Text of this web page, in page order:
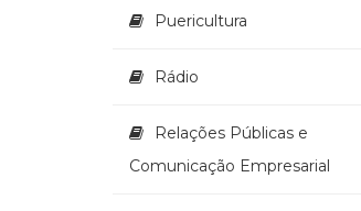
Puericultura
Rádio
Relações Públicas e
Comunicação Empresarial